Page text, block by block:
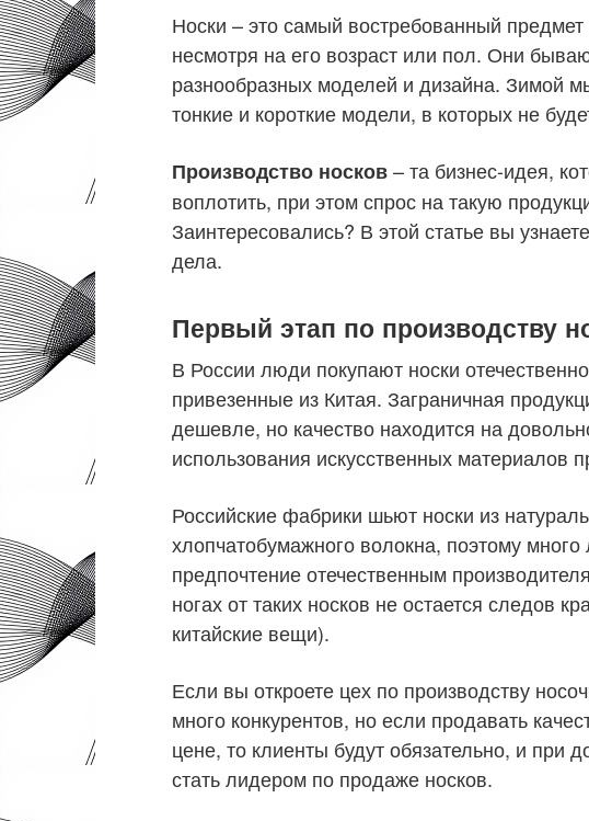
Носки – это самый востребованный
несмотря на его возраст или пол. Они
разнообразных моделей и дизайна. Зимой
тонкие и короткие модели, в которых не
Производство носков– та бизнес-идея,
воплотить, при этом спрос на такую
Заинтересовались? В этой статье вы
дела.
Первый этап по производству
В России люди покупают носки
привезенные из Китая. Заграничная
дешевле, но качество находится на
использования искусственных материалов
Российские фабрики шьют носки из
хлопчатобумажного волокна, поэтому
предпочтение отечественным
ногах от таких носков не остается следов
китайские вещи).
Если вы откроете цех по производству
много конкурентов, но если продавать
цене, то клиенты будут обязательно, и при
стать лидером по продаже носков.